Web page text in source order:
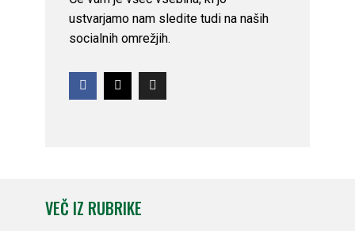
ustvarjamo nam sledite tudi na naših
socialnih omrežjih.
VEČ IZ RUBRIKE